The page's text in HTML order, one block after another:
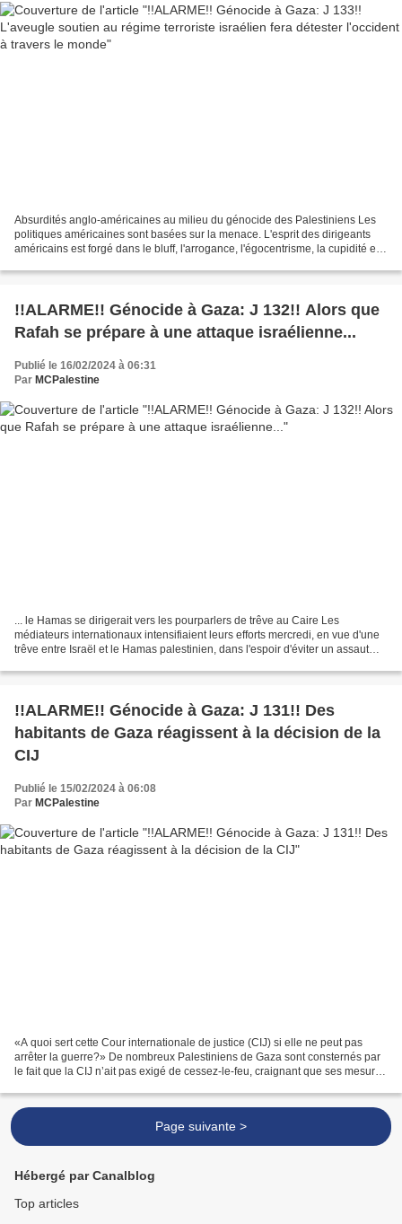
Absurdités anglo-américaines au milieu du génocide des Palestiniens Les
politiques américaines sont basées sur la menace. L'esprit des dirigeants
américains est forgé dans le bluff, l'arrogance, l'égocentrisme, la cupidité et
!!ALARME!! Génocide à Gaza: J 132!! Alors que
Rafah se prépare à une attaque israélienne...
Publié le 16/02/2024 à 06:31
Par MCPalestine
... le Hamas se dirigerait vers les pourparlers de trêve au Caire Les
médiateurs internationaux intensifiaient leurs efforts mercredi, en vue d'une
trêve entre Israël et le Hamas palestinien, dans l'espoir d'éviter un assaut
!!ALARME!! Génocide à Gaza: J 131!! Des
habitants de Gaza réagissent à la décision de la
CIJ
Publié le 15/02/2024 à 06:08
Par MCPalestine
«A quoi sert cette Cour internationale de justice (CIJ) si elle ne peut pas
arrêter la guerre?» De nombreux Palestiniens de Gaza sont consternés par
le fait que la CIJ n’ait pas exigé de cessez-le-feu, craignant que ses mesures
Page suivante >
Hébergé par Canalblog
Top articles